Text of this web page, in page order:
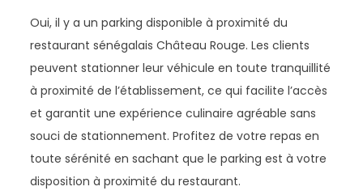
Oui, il y a un parking disponible à proximité du
restaurant sénégalais Château Rouge. Les clients
peuvent stationner leur véhicule en toute tranquillité
à proximité de l’établissement, ce qui facilite l’accès
et garantit une expérience culinaire agréable sans
souci de stationnement. Profitez de votre repas en
toute sérénité en sachant que le parking est à votre
disposition à proximité du restaurant.